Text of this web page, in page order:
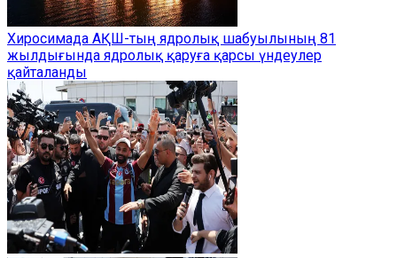
Хиросимада АҚШ-тың ядролық шабуылының 81
жылдығында ядролық қаруға қарсы үндеулер
қайталанды